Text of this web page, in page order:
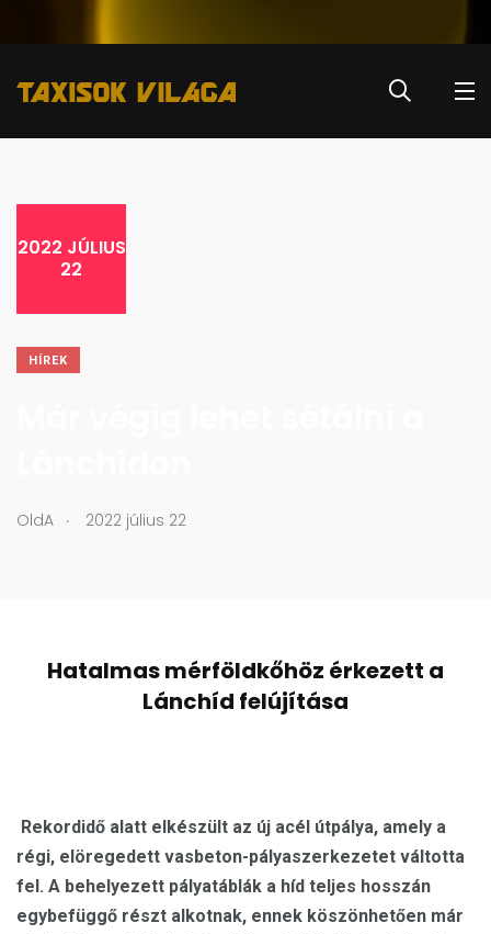
2022 JÚLIUS
22
HÍREK
OldA . 2022 július 22
Hatalmas mérföldkőhöz érkezett a
Lánchíd felújítása
Rekordidő alatt elkészült az új acél útpálya, amely a
régi, elöregedett vasbeton-pályaszerkezetet váltotta
fel. A behelyezett pályatáblák a híd teljes hosszán
egybefüggő részt alkotnak, ennek köszönhetően már